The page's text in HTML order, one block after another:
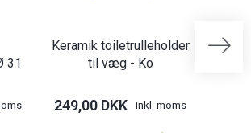
31
Keramik toiletrulleholder
til væg - Ko
249,00 DKK Inkl. moms